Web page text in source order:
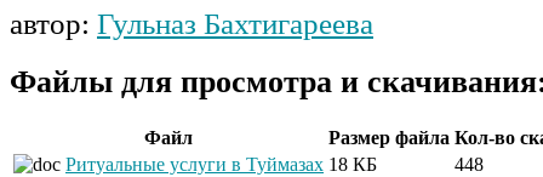
автор: Гульназ Бахтигареева
Файлы для просмотра и
Файл Размер файла Кол-во
Ритуальные услуги в Туймазах 18 КБ 448